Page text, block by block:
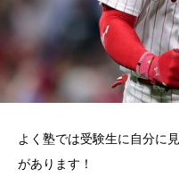
よく塾では受験生に自分に
があります！